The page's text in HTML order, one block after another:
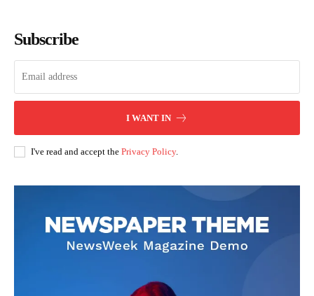
Subscribe
I WANT IN
I've read and accept the Privacy Policy.